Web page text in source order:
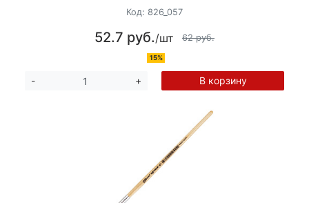
Код: 826_057
52.7 руб./шт 62 руб.
15%
- + В корзину